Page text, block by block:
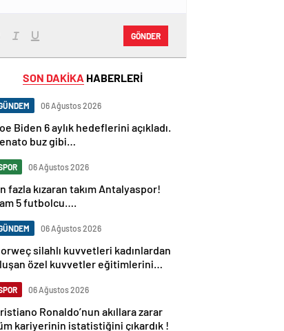
GÖNDER
SON DAKİKA HABERLERİ
06 Ağustos 2026
Biden 6 aylık hedeflerini açıkladı.
buz gibi…
06 Ağustos 2026
fazla kızaran takım Antalyaspor!
5 futbolcu….
06 Ağustos 2026
silahlı kuvvetleri kadınlardan
özel kuvvetler eğitimlerini
06 Ağustos 2026
Ronaldo’nun akıllara zarar
kariyerinin istatistiğini çıkardık !